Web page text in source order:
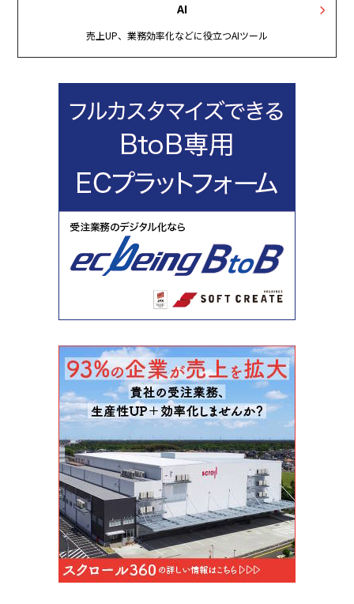
AI
売上UP、業務効率化などに役立つAIツール